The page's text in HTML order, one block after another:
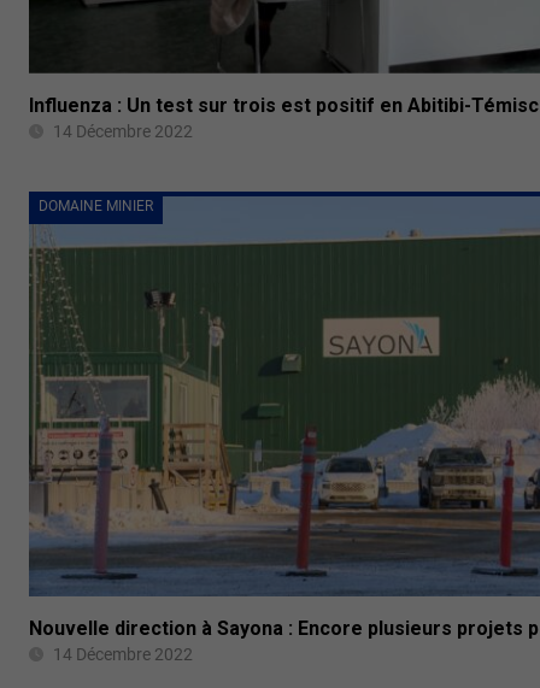
Influenza : Un test sur trois est positif en Abitibi-
14 Décembre 2022
DOMAINE MINIER
Nouvelle direction à Sayona : Encore plusieurs projets
14 Décembre 2022